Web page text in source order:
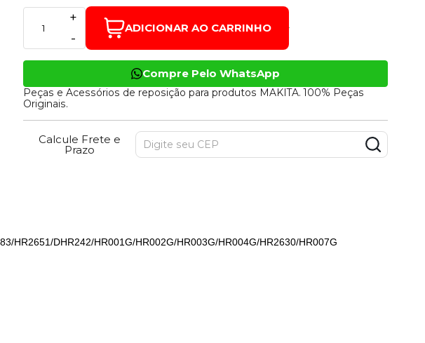
-
+
ADICIONAR AO CARRINHO
Compre Pelo WhatsApp
Peças e Acessórios de reposição para produtos MAKITA. 100% Peças
Originais.
Calcule Frete e
Prazo
HR2651/DHR242/HR001G/HR002G/HR003G/HR004G/HR2630/HR007G